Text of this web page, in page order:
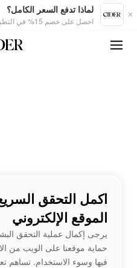
لماذا تدفع السعر الكامل؟
احصل على خصم 15% في التطبيق
اكمل التحقق
الموقع الإلكتروني
يرجى إكمال عملية التحقق
حماية موقعنا على الويب من
فيها وسوء الاستخدام. تساهم